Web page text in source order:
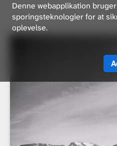
Denne webapplikation
sporingsteknologier for at
oplevelse.